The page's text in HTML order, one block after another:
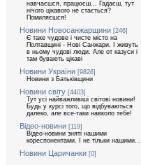
навчаєшся, працюєш... Гадаєш, тут
нічого цікавого не стається?
Помиляєшся!
Новини Новосанжарщини [246]
Є таке чудове і чисте місто на
Полтавщині - Нові Санжари. І живуть
в ньому чудові люди. Але от казуси і
там бувають цікаві
Новини України [9826]
Новини з Батьківщини
Новини світу [4403]
Тут усі найважливіші світові новини!
Будь у курсі того, що відбуваються
далеко, але все-таки навколо тебе!
Відео-новини [119]
Відео-новини зняті нашими
кореспонентами. І не тільки нашими...
Новини Царичанки [0]